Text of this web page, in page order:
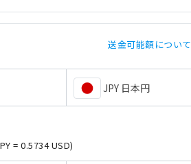
送金可能額について
JPY 日本円
= 0.5734 USD)